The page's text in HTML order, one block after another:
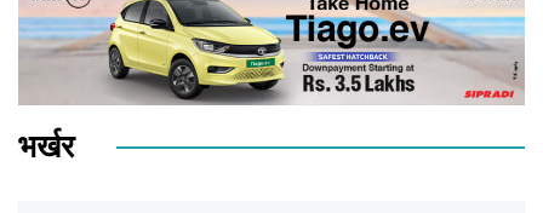
भर्खर